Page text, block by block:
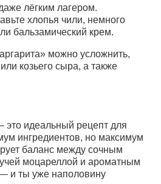
лёгким лагером.
хлопья чили, немного
бальзамический крем.
можно усложнить,
козьего сыра, а также
идеальный рецепт для
ингредиентов, но максимум
баланс между сочным
моцареллой и ароматным
и ты уже наполовину